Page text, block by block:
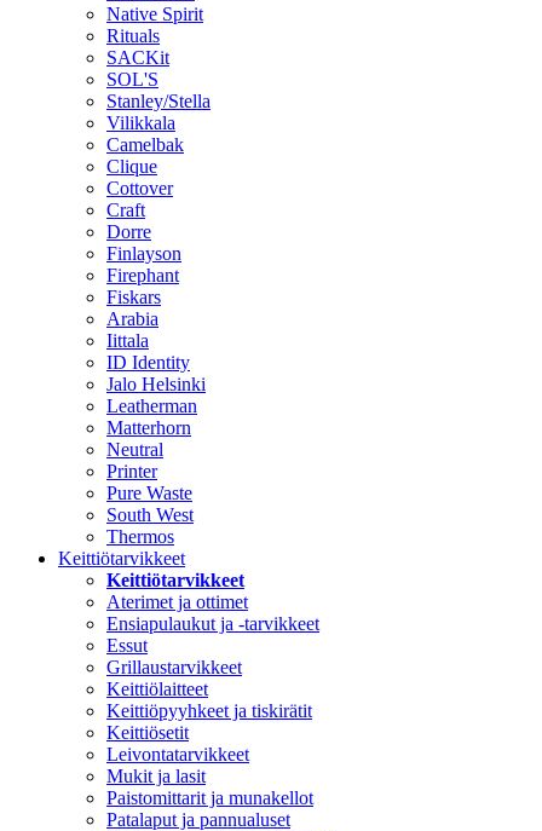
Native Spirit
Rituals
SACKit
SOL'S
Stanley/Stella
Vilikkala
Camelbak
Clique
Cottover
Craft
Dorre
Finlayson
Firephant
Fiskars
Arabia
Iittala
ID Identity
Jalo Helsinki
Leatherman
Matterhorn
Neutral
Printer
Pure Waste
South West
Thermos
Keittiötarvikkeet
Keittiötarvikkeet
Aterimet ja ottimet
Ensiapulaukut ja -tarvikkeet
Essut
Grillaustarvikkeet
Keittiölaitteet
Keittiöpyyhkeet ja tiskirätit
Keittiösetit
Leivontatarvikkeet
Mukit ja lasit
Paistomittarit ja munakellot
Patalaput ja pannualuset